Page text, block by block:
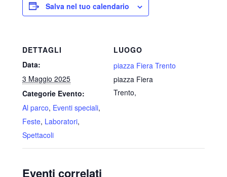
Salva nel tuo calendario
DETTAGLI
Data:
3 Maggio 2025
Categorie Evento:
Al parco, Eventi speciali,
Feste, Laboratori,
Spettacoli
LUOGO
piazza Fiera Trento
piazza Fiera
Trento,
Eventi correlati